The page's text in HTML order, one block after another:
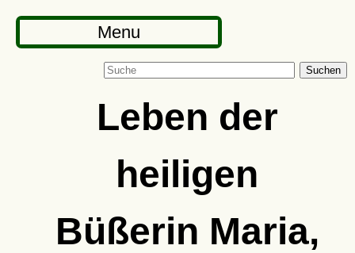
Menu
Suchen
Leben der
heiligen
Büßerin Maria,